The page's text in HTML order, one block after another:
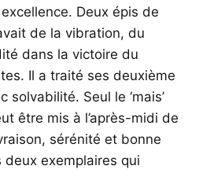
Deux épis de
de la vibration, du
dans la victoire du
Il a traité ses deuxième
solvabilité. Seul le ‘mais’
être mis à l’après-midi de
sérénité et bonne
exemplaires qui